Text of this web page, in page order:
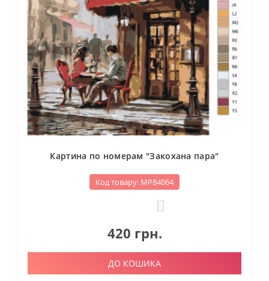
Картина по номерам "Закохана пара"
Код товару: МР84064
420 грн.
ДО КОШИКА